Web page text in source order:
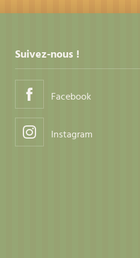
Suivez-nous !
Facebook
Instagram